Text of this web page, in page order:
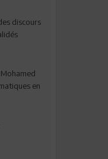
discours
en